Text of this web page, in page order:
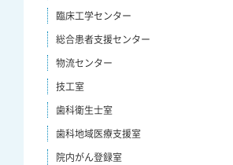
臨床工学センター
総合患者支援センター
物流センター
技工室
歯科衛生士室
歯科地域医療支援室
院内がん登録室